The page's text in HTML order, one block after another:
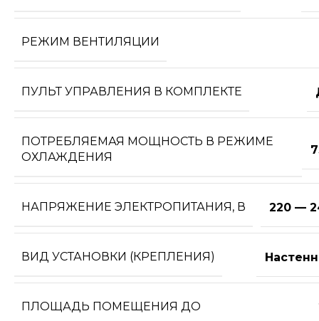
РЕЖИМ ВЕНТИЛЯЦИИ
ПУЛЬТ УПРАВЛЕНИЯ В КОМПЛЕКТЕ
ПОТРЕБЛЯЕМАЯ МОЩНОСТЬ В РЕЖИМЕ
ОХЛАЖДЕНИЯ
НАПРЯЖЕНИЕ ЭЛЕКТРОПИТАНИЯ, В 220 —
ВИД УСТАНОВКИ (КРЕПЛЕНИЯ)
ПЛОЩАДЬ ПОМЕЩЕНИЯ ДО